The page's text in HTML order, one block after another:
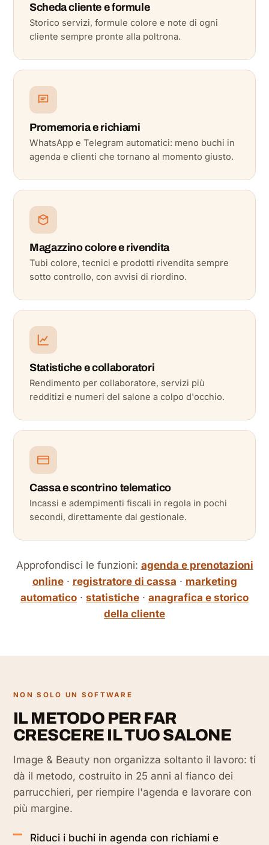
Scheda cliente e formule
Storico servizi, formule colore e note di ogni
cliente sempre pronte alla poltrona.
Promemoria e richiami
WhatsApp e Telegram automatici: meno buchi in
agenda e clienti che tornano al momento giusto.
Magazzino colore e rivendita
Tubi colore, tecnici e prodotti rivendita sempre
sotto controllo, con avvisi di riordino.
Statistiche e collaboratori
Rendimento per collaboratore, servizi più
redditizi e numeri del salone a colpo d'occhio.
Cassa e scontrino telematico
Incassi e adempimenti fiscali in regola in pochi
secondi, direttamente dal gestionale.
Approfondisci le funzioni: agenda e prenotazioni
online· registratore di cassa · marketing
automatico · statistiche · anagrafica e storico
della cliente
NON SOLO UN SOFTWARE
IL METODO PER FAR
CRESCERE IL TUO SALONE
Image & Beauty non organizza soltanto il lavoro: ti
dà il metodo, costruito in 25 anni al fianco dei
parrucchieri, per riempire l'agenda e lavorare con
più margine.
Riduci i buchi in agenda con richiami e